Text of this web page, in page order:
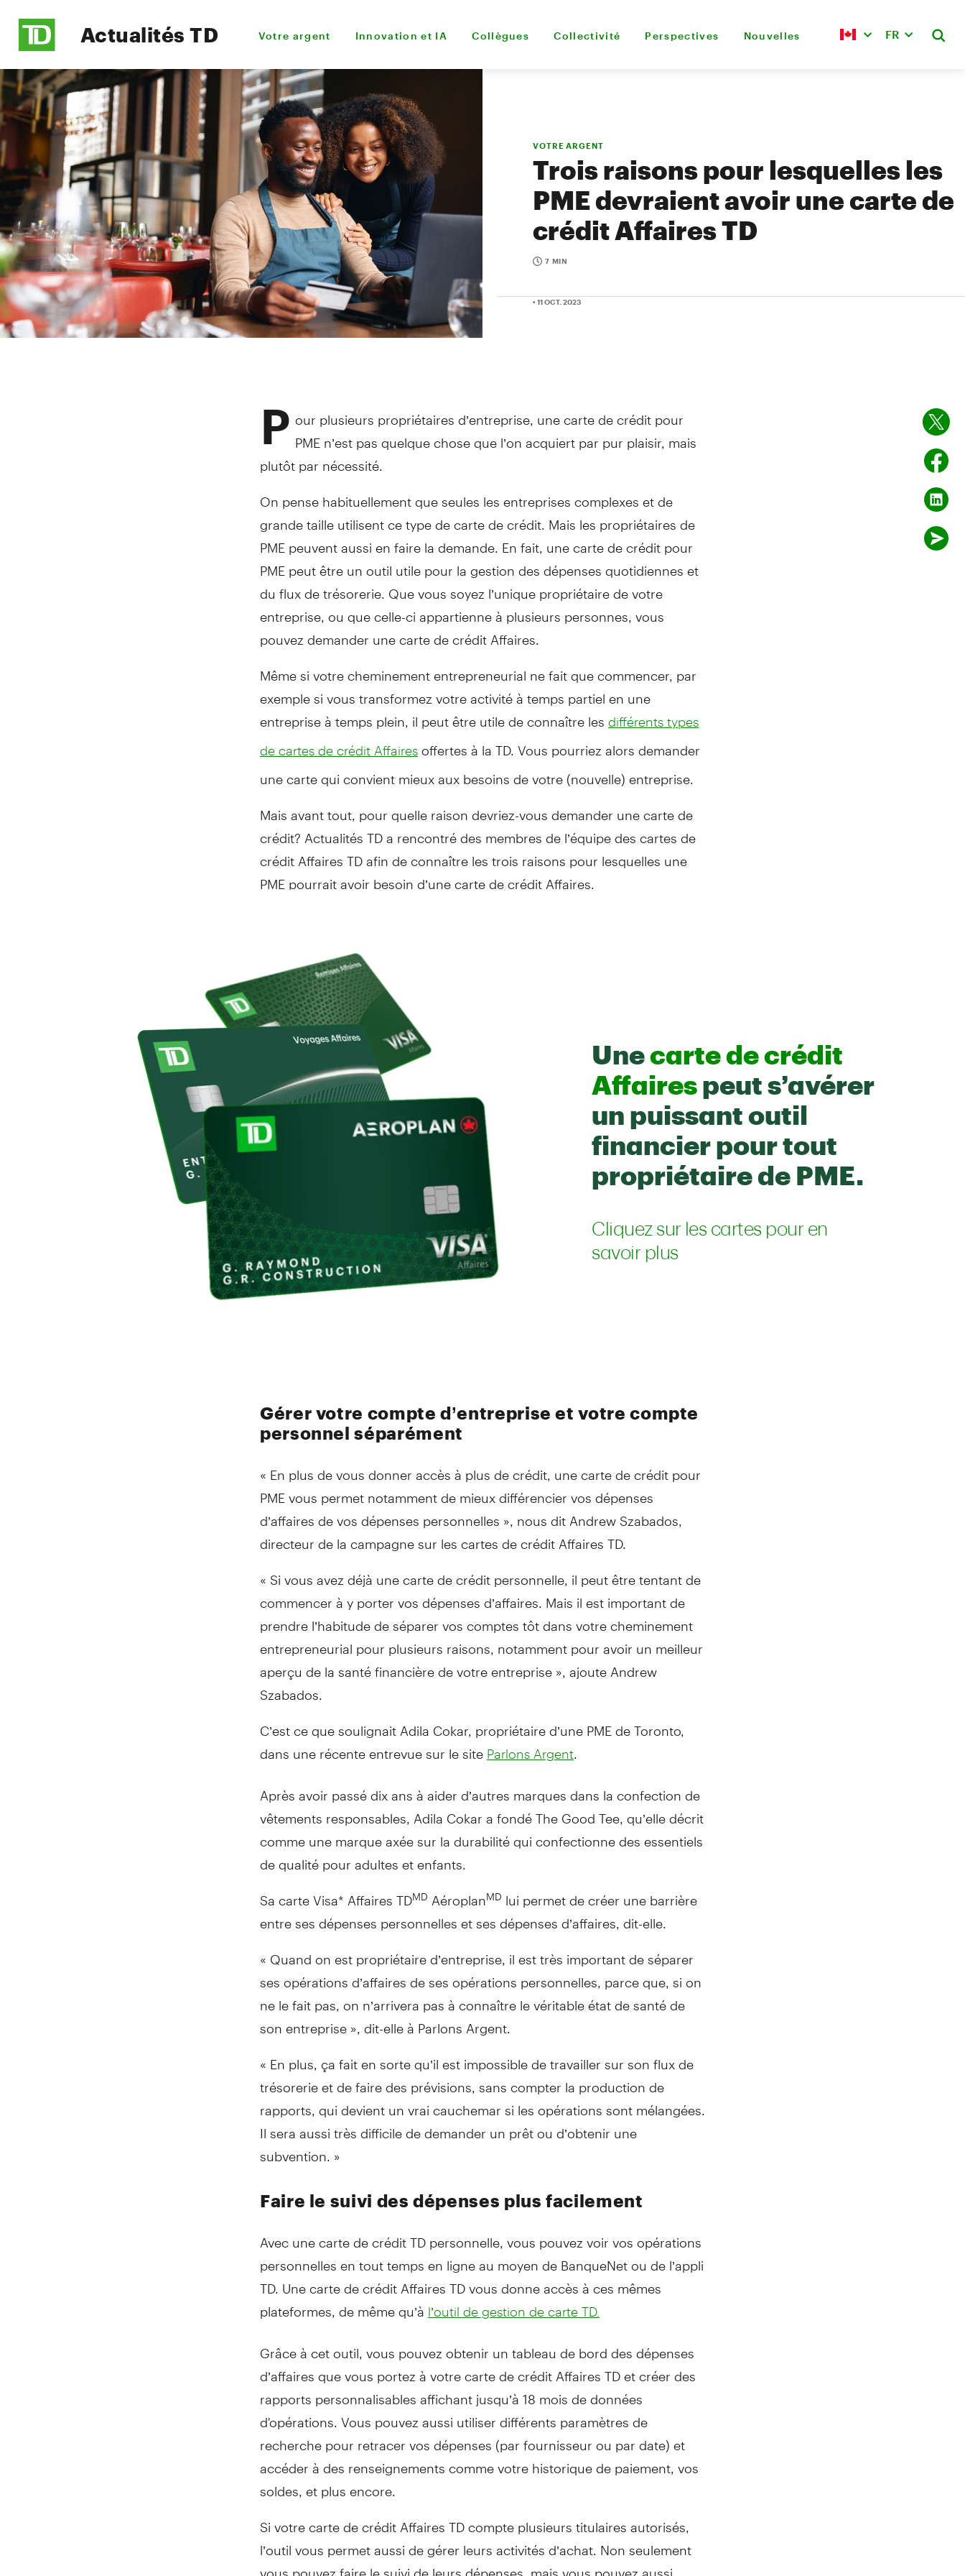
Actualités TD Votre argent Innovation et IA Collègues Collectivité Perspectives Nouvelles FR
VOTRE ARGENT
Trois raisons pour lesquelles les
PME devraient avoir une carte de
crédit Affaires TD
7 MIN
• 11 OCT. 2023
P our plusieurs propriétaires d’entreprise, une carte de crédit pour
PME n’est pas quelque chose que l’on acquiert par pur plaisir, mais
plutôt par nécessité.
On pense habituellement que seules les entreprises complexes et de
grande taille utilisent ce type de carte de crédit. Mais les propriétaires de
PME peuvent aussi en faire la demande. En fait, une carte de crédit pour
PME peut être un outil utile pour la gestion des dépenses quotidiennes et
du flux de trésorerie. Que vous soyez l’unique propriétaire de votre
entreprise, ou que celle-ci appartienne à plusieurs personnes, vous
pouvez demander une carte de crédit Affaires.
Même si votre cheminement entrepreneurial ne fait que commencer, par
exemple si vous transformez votre activité à temps partiel en une
entreprise à temps plein, il peut être utile de connaître les différents types
de cartes de crédit Affaires offertes à la TD. Vous pourriez alors demander
une carte qui convient mieux aux besoins de votre (nouvelle) entreprise.
Mais avant tout, pour quelle raison devriez-vous demander une carte de
crédit? Actualités TD a rencontré des membres de l’équipe des cartes de
crédit Affaires TD afin de connaître les trois raisons pour lesquelles une
PME pourrait avoir besoin d’une carte de crédit Affaires.
Gérer votre compte d’entreprise et votre compte
personnel séparément
« En plus de vous donner accès à plus de crédit, une carte de crédit pour
PME vous permet notamment de mieux différencier vos dépenses
d’affaires de vos dépenses personnelles », nous dit Andrew Szabados,
directeur de la campagne sur les cartes de crédit Affaires TD.
« Si vous avez déjà une carte de crédit personnelle, il peut être tentant de
commencer à y porter vos dépenses d’affaires. Mais il est important de
prendre l’habitude de séparer vos comptes tôt dans votre cheminement
entrepreneurial pour plusieurs raisons, notamment pour avoir un meilleur
aperçu de la santé financière de votre entreprise », ajoute Andrew
Szabados.
C’est ce que soulignait Adila Cokar, propriétaire d’une PME de Toronto,
dans une récente entrevue sur le site Parlons Argent
Après avoir passé dix ans à aider d’autres marques dans la confection de
vêtements responsables, Adila Cokar a fondé The Good Tee, qu’elle décrit
comme une marque axée sur la durabilité qui confectionne des essentiels
de qualité pour adultes et enfants.
Sa carte Visa* Affaires TDMD AéroplanMD lui permet de créer une barrière
entre ses dépenses personnelles et ses dépenses d’affaires, dit-elle.
« Quand on est propriétaire d’entreprise, il est très important de séparer
ses opérations d’affaires de ses opérations personnelles, parce que, si on
ne le fait pas, on n’arrivera pas à connaître le véritable état de santé de
son entreprise », dit-elle à Parlons Argent.
« En plus, ça fait en sorte qu’il est impossible de travailler sur son flux de
trésorerie et de faire des prévisions, sans compter la production de
rapports, qui devient un vrai cauchemar si les opérations sont mélangées.
Il sera aussi très difficile de demander un prêt ou d’obtenir une
subvention. »
Faire le suivi des dépenses plus facilement
Avec une carte de crédit TD personnelle, vous pouvez voir vos opérations
personnelles en tout temps en ligne au moyen de BanqueNet ou de l’appli
TD. Une carte de crédit Affaires TD vous donne accès à ces mêmes
plateformes, de même qu’à l’outil de gestion de carte TD.
Grâce à cet outil, vous pouvez obtenir un tableau de bord des dépenses
d’affaires que vous portez à votre carte de crédit Affaires TD et créer des
rapports personnalisables affichant jusqu’à 18 mois de données
d'opérations. Vous pouvez aussi utiliser différents paramètres de
recherche pour retracer vos dépenses (par fournisseur ou par date) et
accéder à des renseignements comme votre historique de paiement, vos
soldes, et plus encore.
Si votre carte de crédit Affaires TD compte plusieurs titulaires autorisés,
l’outil vous permet aussi de gérer leurs activités d’achat. Non seulement
vous pouvez faire le suivi de leurs dépenses, mais vous pouvez aussi